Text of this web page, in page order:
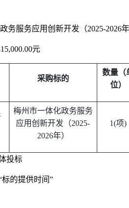
务服务应用创新开发（2025-2026
元
采购标的
数量（
位）
梅州市一体化政务服务
应用创新开发（2025-
2026年）
1(项)
投标
标的提供时间”